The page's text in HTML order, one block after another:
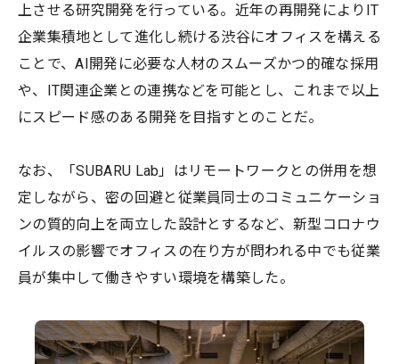
上させる研究開発を行っている。近年の再開発によりIT
企業集積地として進化し続ける渋谷にオフィスを構える
ことで、AI開発に必要な人材のスムーズかつ的確な採用
や、IT関連企業との連携などを可能とし、これまで以上
にスピード感のある開発を目指すとのことだ。
なお、「SUBARU Lab」はリモートワークとの併用を想
定しながら、密の回避と従業員同士のコミュニケーショ
ンの質的向上を両立した設計とするなど、新型コロナウ
イルスの影響でオフィスの在り方が問われる中でも従業
員が集中して働きやすい環境を構築した。